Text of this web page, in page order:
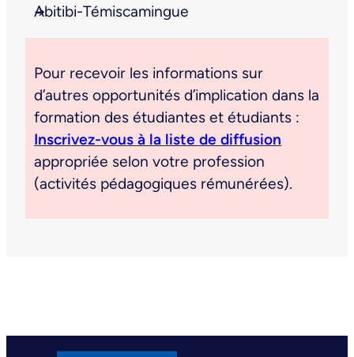
Abitibi-Témiscamingue
Pour recevoir les informations sur
d’autres opportunités d’implication dans la
formation des étudiantes et étudiants :
Inscrivez-vous à la liste de diffusion
appropriée selon votre profession
(activités pédagogiques rémunérées).